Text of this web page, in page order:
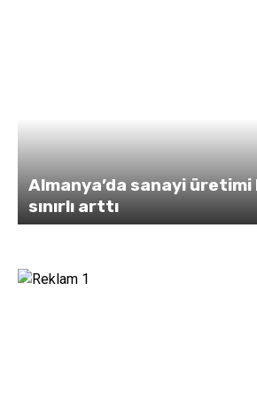
Weiden’de dehşet!
bıçaklayıp kaçtı,...